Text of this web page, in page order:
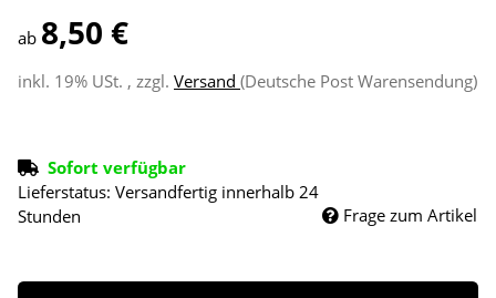
ab 8,50 €
inkl. 19% USt. , zzgl. Versand (Deutsche Post Warensendung)
Sofort verfügbar
Lieferstatus: Versandfertig innerhalb 24
Stunden
Frage zum Artikel